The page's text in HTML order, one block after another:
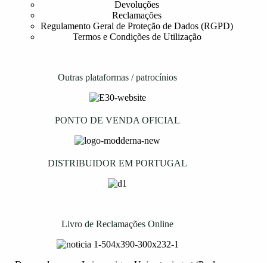
Devoluções
Reclamações
Regulamento Geral de Proteção de Dados (RGPD)
Termos e Condições de Utilização
Outras plataformas / patrocínios
PONTO DE VENDA OFICIAL
DISTRIBUIDOR EM PORTUGAL
Livro de Reclamações Online